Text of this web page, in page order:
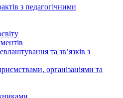
з педагогічними
та зв’язків з
організаціями та